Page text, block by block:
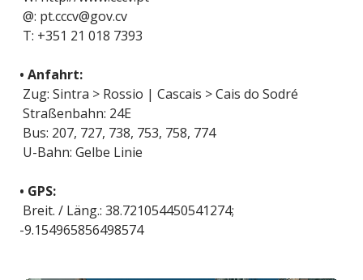
@: pt.cccv@gov.cv
T: +351 21 018 7393
• Anfahrt:
Zug: Sintra > Rossio | Cascais > Cais do Sodré
Straßenbahn: 24E
Bus: 207, 727, 738, 753, 758, 774
U-Bahn: Gelbe Linie
• GPS:
Breit. / Läng.: 38.721054450541274;
-9.154965856498574